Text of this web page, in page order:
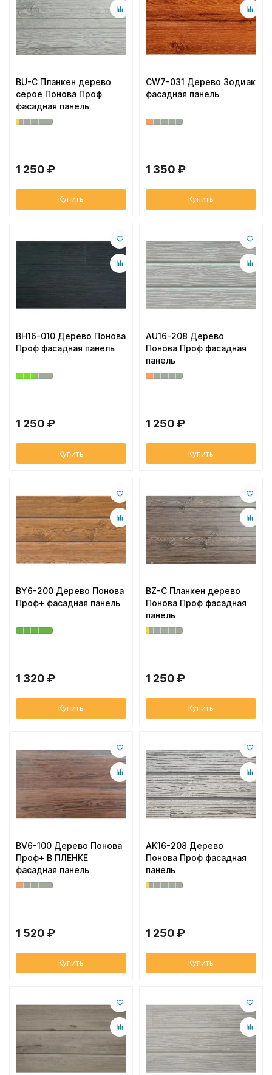
Вентиляционный выход
Колпаки, Проходы, Вент.ленты
Муфта трубы
Соединитель желоба
Трубы водосточные
Угол желоба
ХВОЙНАЯ фанера НЕ ШЛИФОВАННАЯ
BU-C Планкен дерево
серое Понова Проф
фасадная панель
1 250 ₽
Купить
CW7-031 Дерево Зодиак
фасадная панель
1 350 ₽
Купить
BH16-010 Дерево Понова
Проф фасадная панель
1 250 ₽
Купить
AU16-208 Дерево
Понова Проф фасадная
панель
1 250 ₽
Купить
BY6-200 Дерево Понова
Проф+ фасадная панель
1 320 ₽
Купить
BZ-C Планкен дерево
Понова Проф фасадная
панель
1 250 ₽
Купить
BV6-100 Дерево Понова
Проф+ В ПЛЕНКЕ
фасадная панель
1 520 ₽
Купить
AK16-208 Дерево
Понова Проф фасадная
панель
1 250 ₽
Купить